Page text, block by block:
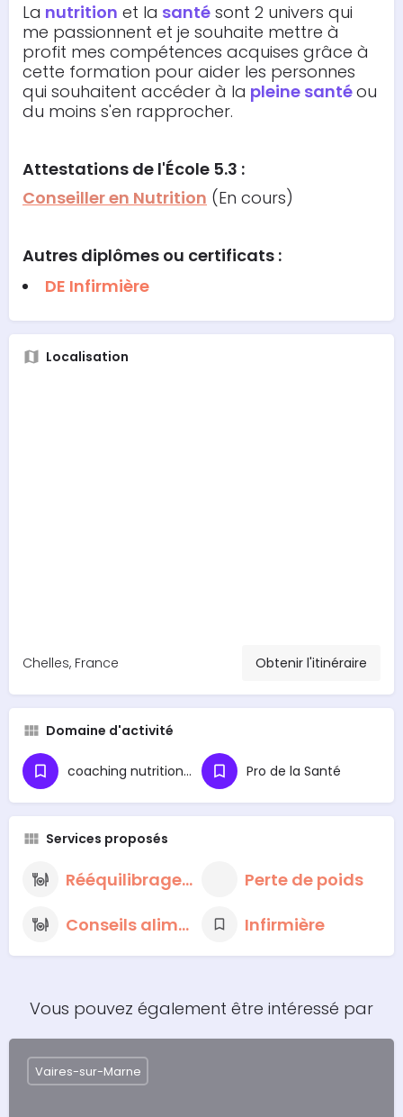
La nutrition et la santé sont 2 univers qui
me passionnent et je souhaite mettre à
profit mes compétences acquises grâce à
cette formation pour aider les personnes
qui souhaitent accéder à la pleine santéou
du moins s'en rapprocher.
Attestations de l'École 5.3 :
Conseiller en Nutrition (En cours)
Autres diplômes ou certificats :
DE Infirmière
Localisation
Chelles, France Obtenir l'itinéraire
Domaine d'activité
coaching nutritionnel Pro de la Santé
Services proposés
Rééquilibrage alimentaire
Perte de poids
Conseils alimentaires nutritionnels
Infirmière
Vous pouvez également être intéressé par
Vaires-sur-Marne